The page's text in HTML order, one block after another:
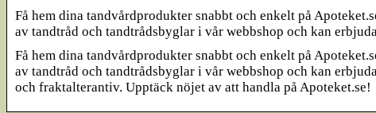
Få hem dina tandvårdprodukter snabbt och enkelt på
av tandtråd och tandtrådsbyglar i vår webbshop och kan
Få hem dina tandvårdprodukter snabbt och enkelt på
av tandtråd och tandtrådsbyglar i vår webbshop och kan
och fraktalterantiv. Upptäck nöjet av att handla på Apoteket.se!